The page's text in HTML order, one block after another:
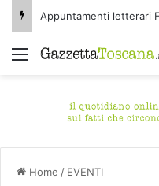
Appuntamenti letterari
Menu
Home / EVENTI